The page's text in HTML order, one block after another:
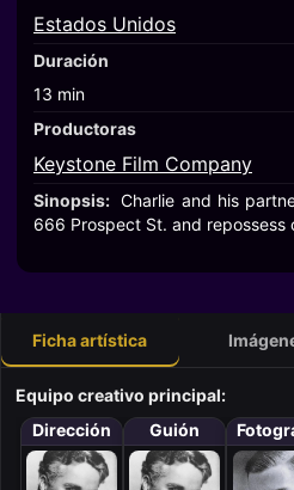
Estados Unidos
Duración
13 min
Productoras
Keystone Film Company
Sinopsis: Charlie and his
666 Prospect St. and
Ficha artística
Equipo creativo principal:
Dirección
Guión